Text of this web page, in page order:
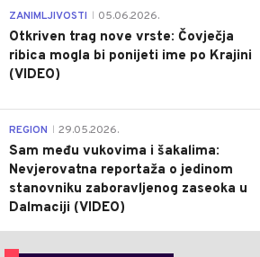
ZANIMLJIVOSTI 05.06.2026.
Otkriven trag nove vrste: Čovječja
ribica mogla bi ponijeti ime po Krajini
(VIDEO)
REGION 29.05.2026.
Sam među vukovima i šakalima:
Nevjerovatna reportaža o jedinom
stanovniku zaboravljenog zaseoka u
Dalmaciji (VIDEO)